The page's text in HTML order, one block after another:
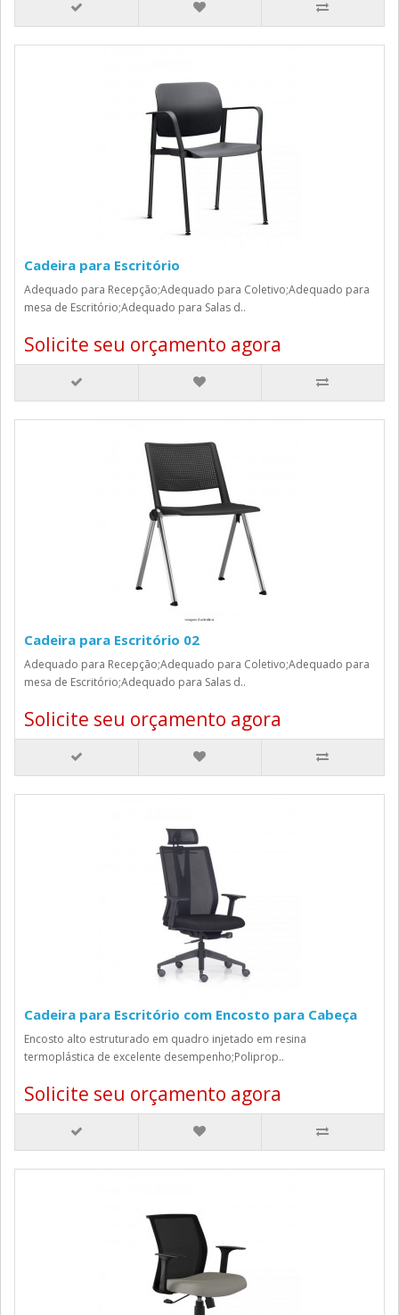
Cadeira para Escritório
Adequado para Recepção;Adequado para Coletivo;Adequado para
mesa de Escritório;Adequado para Salas d..
Solicite seu orçamento agora
Cadeira para Escritório 02
Adequado para Recepção;Adequado para Coletivo;Adequado para
mesa de Escritório;Adequado para Salas d..
Solicite seu orçamento agora
Cadeira para Escritório com Encosto para Cabeça
Encosto alto estruturado em quadro injetado em resina
termoplástica de excelente desempenho;Poliprop..
Solicite seu orçamento agora